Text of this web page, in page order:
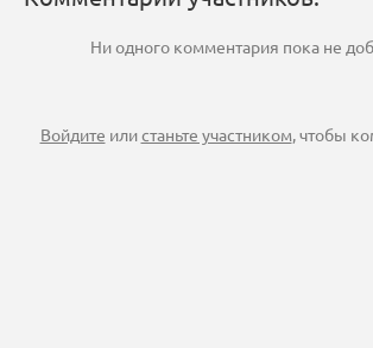
Ни одного комментария пока не
Войдите илистаньте участником, чтобы